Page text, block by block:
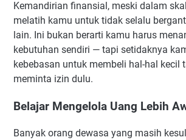
Kemandirian finansial, meski dalam
melatih kamu untuk tidak selalu
lain. Ini bukan berarti kamu harus
kebutuhan sendiri — tapi setidaknya
kebebasan untuk membeli hal-hal kecil
meminta izin dulu.
Belajar Mengelola Uang Lebih
Banyak orang dewasa yang masih